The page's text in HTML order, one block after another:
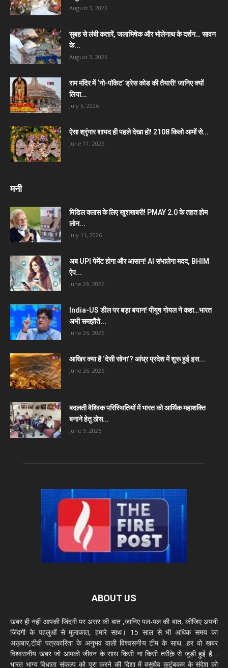
August 3, 2026
सुबह से लंबी कतारें, जलाभिषेक और भोलेनाथ के दर्शन… सावन
के...
August 3, 2026
राम मंदिर में ‘नो-पॉकेट’ ड्रेस कोड की तैयारी! जानिए क्यों
लिया...
July 6, 2026
ऐसा श्रृंगार शायद ही पहले देखा हो! 2108 किलो आमों से...
June 11, 2026
मनी
मिडिल क्लास के लिए खुशखबरी! PMAY 2.0 के तहत होम
लोन...
July 11, 2026
अब UPI पेमेंट होगा और आसान! AI संभालेगा मदद, BHIM
ऐप...
June 29, 2026
India-US डील पर बड़ा बयान! पीयूष गोयल ने कहा…भारत
अभी समझौते...
June 26, 2026
आखिर क्या है ‘देसी सोना’? आंध्र प्रदेश में शुरू हुई इस...
June 26, 2026
बदलती वैश्विक परिस्थितियों में भारत को आर्थिक महाशक्ति
बनाने हेतु ठोस...
June 9, 2026
ABOUT US
खबर ही नहीं आपकी जिंदगी पर असर की बात ,जानिए पल-पल की बात, कीजिए अपनी
जिंदगी के पहलुओं से मुलाकात, हमारे साथ। 15 साल से भी अधिक समय का
अख़बार,टीवी पत्रकारिता के अनुभव वाली विश्वसनीय टीम के साथ…हर वो खबर
विश्वसनीय खबर जो आपको जीवन के साथ किसी ना किसी तरीक़े से जुड़ी हुई है…
भारत भाग्य विधाता संकल्प को पूरा करने की दिशा में वसुधैव कुटुंबकम के संदेश को